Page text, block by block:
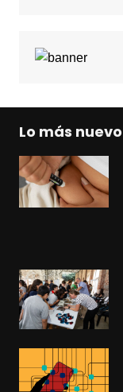
Lo más nuevo